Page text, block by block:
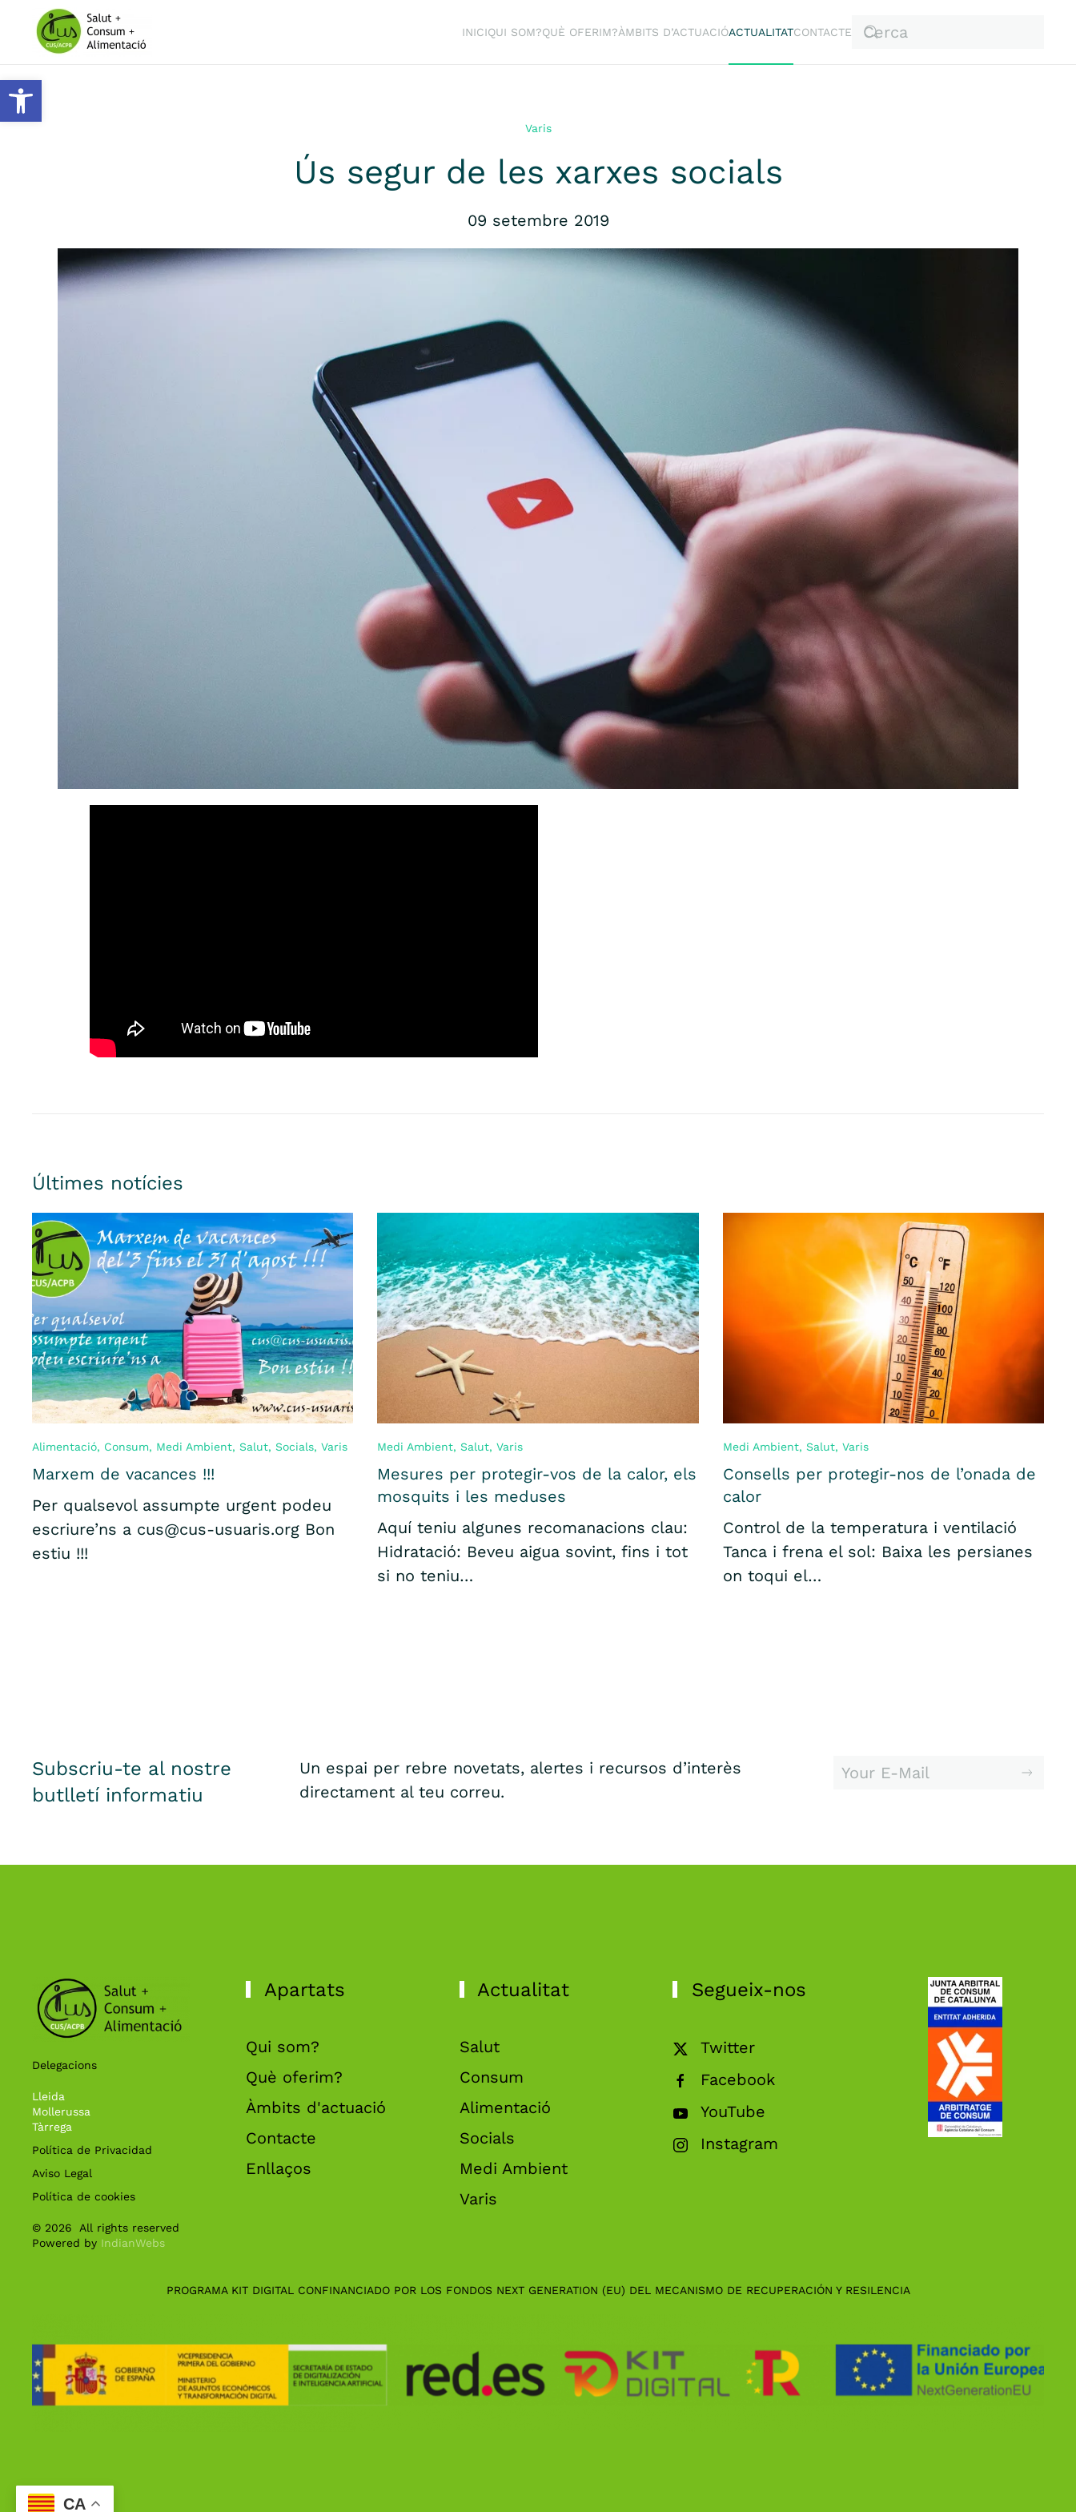
Obre la barra d'eines
Skip to main content
INICIQUI SOM?QUÈ OFERIM?ÀMBITS D’ACTUACIÓACTUALITATCONTACTE
Varis
Ús segur de les xarxes socials
09 setembre 2019
Últimes notícies
Alimentació, Consum, Medi Ambient, Salut, Socials, Varis
Marxem de vacances !!!
Per qualsevol assumpte urgent podeu
escriure’ns a cus@cus-usuaris.org Bon
estiu !!!
Medi Ambient,Salut,Varis
Mesures per protegir-vos de la calor, els
mosquits i les meduses
Aquí teniu algunes recomanacions clau:
Hidratació: Beveu aigua sovint, fins i tot
si no teniu…
Medi Ambient, Salut, Varis
Consells per protegir-nos de l’onada de
calor
Control de la temperatura i ventilació
Tanca i frena el sol: Baixa les persianes
on toqui el…
Subscriu-te al nostre
butlletí informatiu
Un espai per rebre novetats, alertes i recursos d’interès
directament al teu correu.
Delegacions
Lleida
Mollerussa
Tàrrega
Política de Privacidad
Aviso Legal
Política de cookies
© 2026 All rights reserved
Powered by IndianWebs
Apartats
Qui som?
Què oferim?
Àmbits d'actuació
Contacte
Enllaços
Actualitat
Salut
Consum
Alimentació
Socials
Medi Ambient
Varis
Segueix-nos
Twitter
Facebook
YouTube
Instagram
PROGRAMA KIT DIGITAL CONFINANCIADO POR LOS FONDOS NEXT GENERATION (EU) DEL MECANISMO DE RECUPERACIÓN Y RESILENCIA
CA